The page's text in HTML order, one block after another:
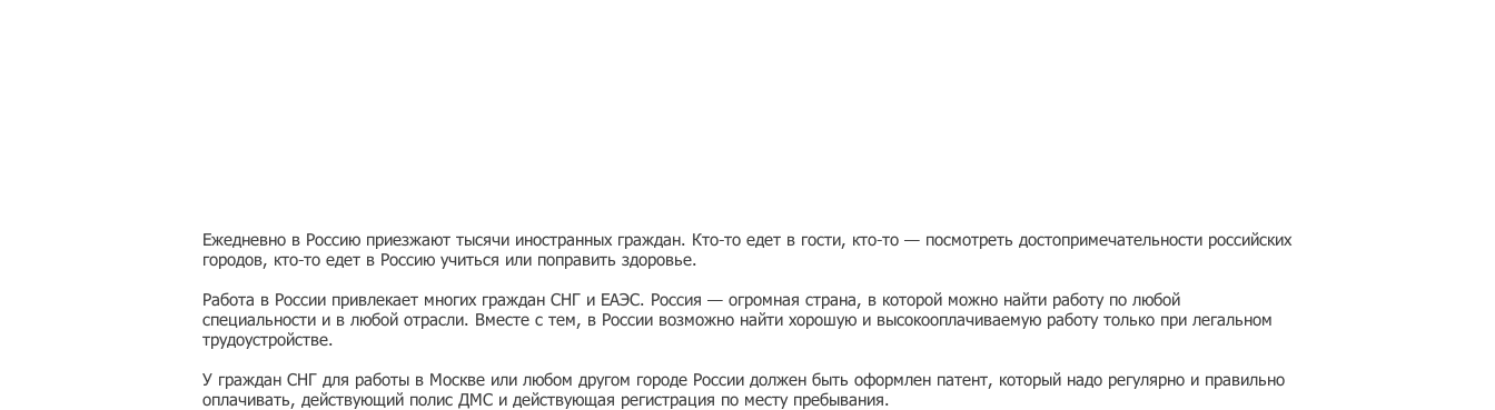
Ежедневно в Россию приезжают тысячи иностранных граждан. Кто-то едет в гости, кто-то — посмотреть достопримечательности российских
городов, кто-то едет в Россию учиться или поправить здоровье.
Работа в России привлекает многих граждан СНГ и ЕАЭС. Россия — огромная страна, в которой можно найти работу по любой
специальности и в любой отрасли. Вместе с тем, в России возможно найти хорошую и высокооплачиваемую работу только при легальном
трудоустройстве.
У граждан СНГ для работы в Москве или любом другом городе России должен быть оформлен патент, который надо регулярно и правильно
оплачивать, действующий полис ДМС и действующая регистрация по месту пребывания.